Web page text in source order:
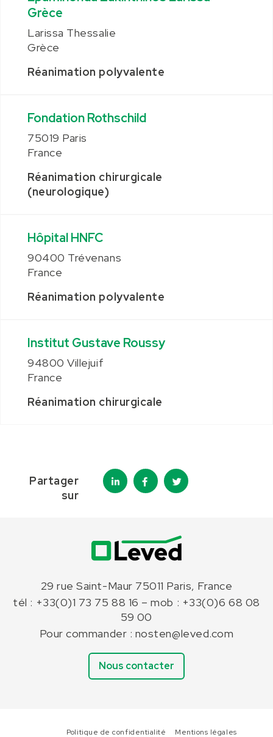
Grèce
Larissa Thessalie
Grèce
Réanimation polyvalente
Fondation Rothschild
75019 Paris
France
Réanimation chirurgicale
(neurologique)
Hôpital HNFC
90400 Trévenans
France
Réanimation polyvalente
Institut Gustave Roussy
94800 Villejuif
France
Réanimation chirurgicale
Partager
sur
29 rue Saint-Maur 75011 Paris, France
tél : +33(0)1 73 75 88 16 – mob : +33(0)6 68 08
59 00
Pour commander : nosten@leved.com
Nous contacter
Politique de confidentialité Mentions légales